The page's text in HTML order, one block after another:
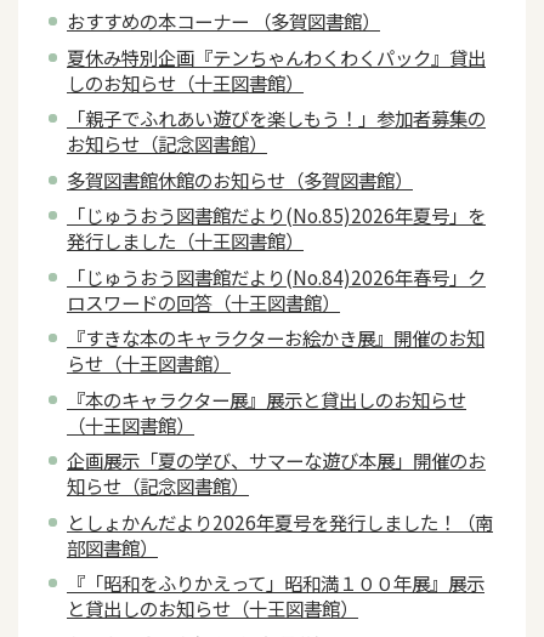
おすすめの本コーナー （多賀図書館）
夏休み特別企画『テンちゃんわくわくパック』貸出
しのお知らせ（十王図書館）
「親子でふれあい遊びを楽しもう！」参加者募集の
お知らせ（記念図書館）
多賀図書館休館のお知らせ（多賀図書館）
「じゅうおう図書館だより(No.85)2026年夏号」を
発行しました（十王図書館）
「じゅうおう図書館だより(No.84)2026年春号」ク
ロスワードの回答（十王図書館）
『すきな本のキャラクターお絵かき展』開催のお知
らせ（十王図書館）
『本のキャラクター展』展示と貸出しのお知らせ
（十王図書館）
企画展示「夏の学び、サマーな遊び本展」開催のお
知らせ（記念図書館）
としょかんだより2026年夏号を発行しました！（南
部図書館）
『「昭和をふりかえって」昭和満１００年展』展示
と貸出しのお知らせ（十王図書館）